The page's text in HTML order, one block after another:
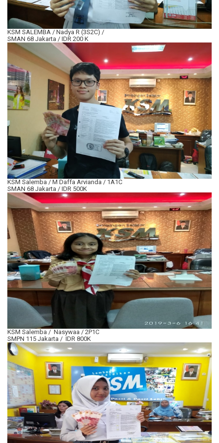
KSM SALEMBA / Nadya R (3S2C) /
SMAN 68 Jakarta / IDR 200 K
KSM Salemba / M Daffa Arvianda / 1A1C
SMAN 68 Jakarta / IDR 500K
KSM Salemba / Nasywaa / 2P1C
SMPN 115 Jakarta / IDR 800K